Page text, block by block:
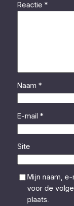
Reactie *
Naam *
E-mail *
Site
Mijn naam,
voor de
plaats.